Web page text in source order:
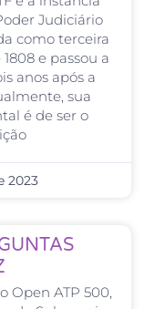
Judiciário
como terceira
e passou a
anos após a
sua
é de ser o
2023
Open ATP 500,